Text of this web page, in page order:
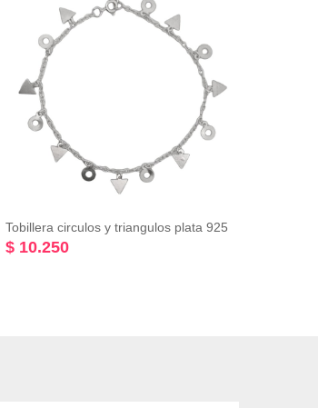
Tobillera circulos y triangulos plata 925
$ 10.250